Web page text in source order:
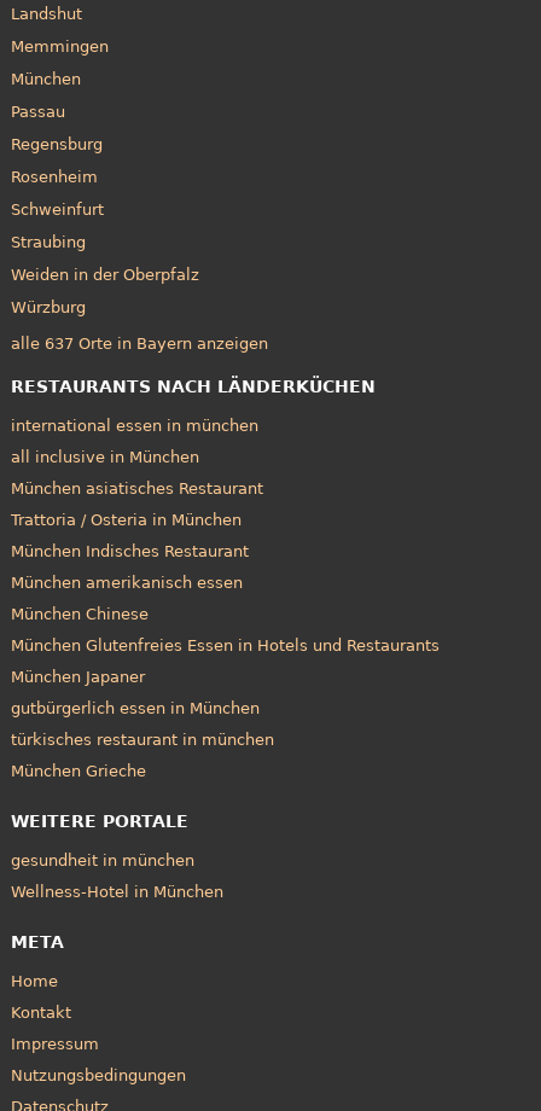
Landshut
Memmingen
München
Passau
Regensburg
Rosenheim
Schweinfurt
Straubing
Weiden in der Oberpfalz
Würzburg
alle 637 Orte in Bayern anzeigen
RESTAURANTS NACH LÄNDERKÜCHEN
international essen in münchen
all inclusive in München
München asiatisches Restaurant
Trattoria / Osteria in München
München Indisches Restaurant
München amerikanisch essen
München Chinese
München Glutenfreies Essen in Hotels und Restaurants
München Japaner
gutbürgerlich essen in München
türkisches restaurant in münchen
München Grieche
WEITERE PORTALE
gesundheit in münchen
Wellness-Hotel in München
META
Home
Kontakt
Impressum
Nutzungsbedingungen
Datenschutz